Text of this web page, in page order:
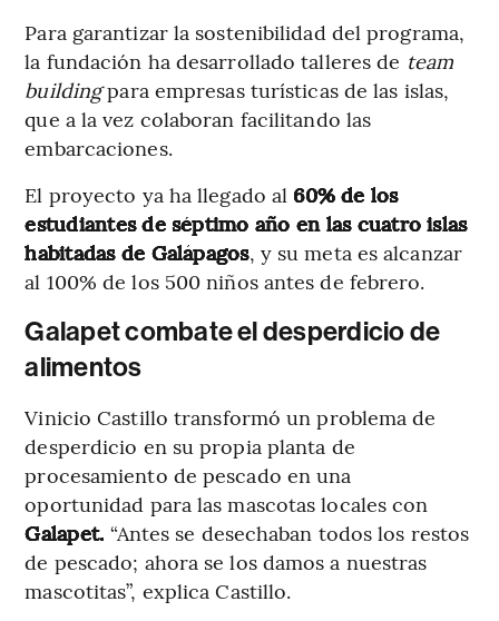
Para garantizar la sostenibilidad del programa,
la fundación ha desarrollado talleres de team
buildingpara empresas turísticas de las islas,
que a la vez colaboran facilitando las
embarcaciones.
El proyecto ya ha llegado al 60% de los
estudiantes de séptimo año en las cuatro islas
habitadas de Galápagos, y su meta es alcanzar
al 100% de los 500 niños antes de febrero.
Galapet combate el desperdicio de
alimentos
Vinicio Castillo transformó un problema de
desperdicio en su propia planta de
procesamiento de pescado en una
oportunidad para las mascotas locales con
Galapet. “Antes se desechaban todos los restos
de pescado; ahora se los damos a nuestras
mascotitas”, explica Castillo.